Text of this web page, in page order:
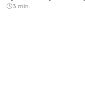
3 min.